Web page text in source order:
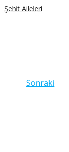
Şehit Aileleri
Sonraki